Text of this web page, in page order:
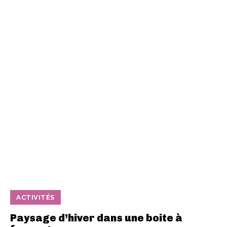
ACTIVITÉS
Paysage d’hiver dans une boite à